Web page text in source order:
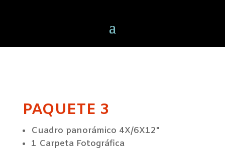
PAQUETE 3
Cuadro panorámico 4X/6X12"
1 Carpeta Fotográfica